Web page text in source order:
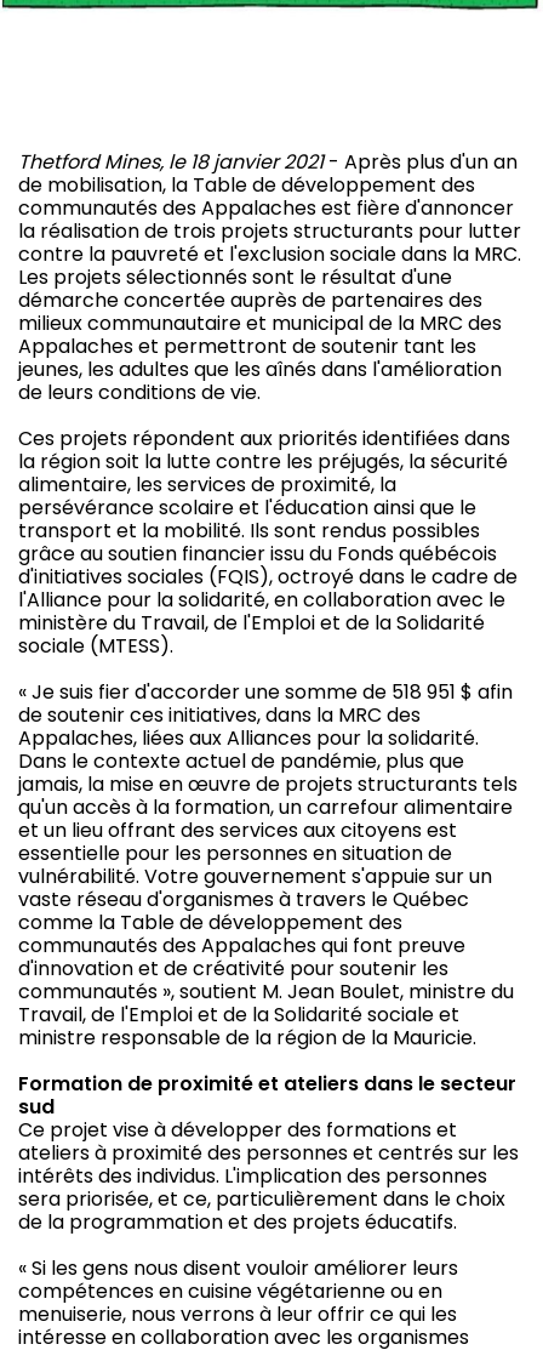
Thetford Mines, le 18 janvier 2021- Après plus d'un an
de mobilisation, la Table de développement des
communautés des Appalaches est fière d'annoncer
la réalisation de trois projets structurants pour lutter
contre la pauvreté et l'exclusion sociale dans la MRC.
Les projets sélectionnés sont le résultat d'une
démarche concertée auprès de partenaires des
milieux communautaire et municipal de la MRC des
Appalaches et permettront de soutenir tant les
jeunes, les adultes que les aînés dans l'amélioration
de leurs conditions de vie.
Ces projets répondent aux priorités identifiées dans
la région soit la lutte contre les préjugés, la sécurité
alimentaire, les services de proximité, la
persévérance scolaire et l'éducation ainsi que le
transport et la mobilité. Ils sont rendus possibles
grâce au soutien financier issu du Fonds québécois
d'initiatives sociales (FQIS), octroyé dans le cadre de
l'Alliance pour la solidarité, en collaboration avec le
ministère du Travail, de l'Emploi et de la Solidarité
sociale (MTESS).
« Je suis fier d'accorder une somme de 518 951 $ afin
de soutenir ces initiatives, dans la MRC des
Appalaches, liées aux Alliances pour la solidarité.
Dans le contexte actuel de pandémie, plus que
jamais, la mise en œuvre de projets structurants tels
qu'un accès à la formation, un carrefour alimentaire
et un lieu offrant des services aux citoyens est
essentielle pour les personnes en situation de
vulnérabilité. Votre gouvernement s'appuie sur un
vaste réseau d'organismes à travers le Québec
comme la Table de développement des
communautés des Appalaches qui font preuve
d'innovation et de créativité pour soutenir les
communautés », soutient M. Jean Boulet, ministre du
Travail, de l'Emploi et de la Solidarité sociale et
ministre responsable de la région de la Mauricie.
Formation de proximité et ateliers dans le secteur
sud
Ce projet vise à développer des formations et
ateliers à proximité des personnes et centrés sur les
intérêts des individus. L'implication des personnes
sera priorisée, et ce, particulièrement dans le choix
de la programmation et des projets éducatifs.
« Si les gens nous disent vouloir améliorer leurs
compétences en cuisine végétarienne ou en
menuiserie, nous verrons à leur offrir ce qui les
intéresse en collaboration avec les organismes